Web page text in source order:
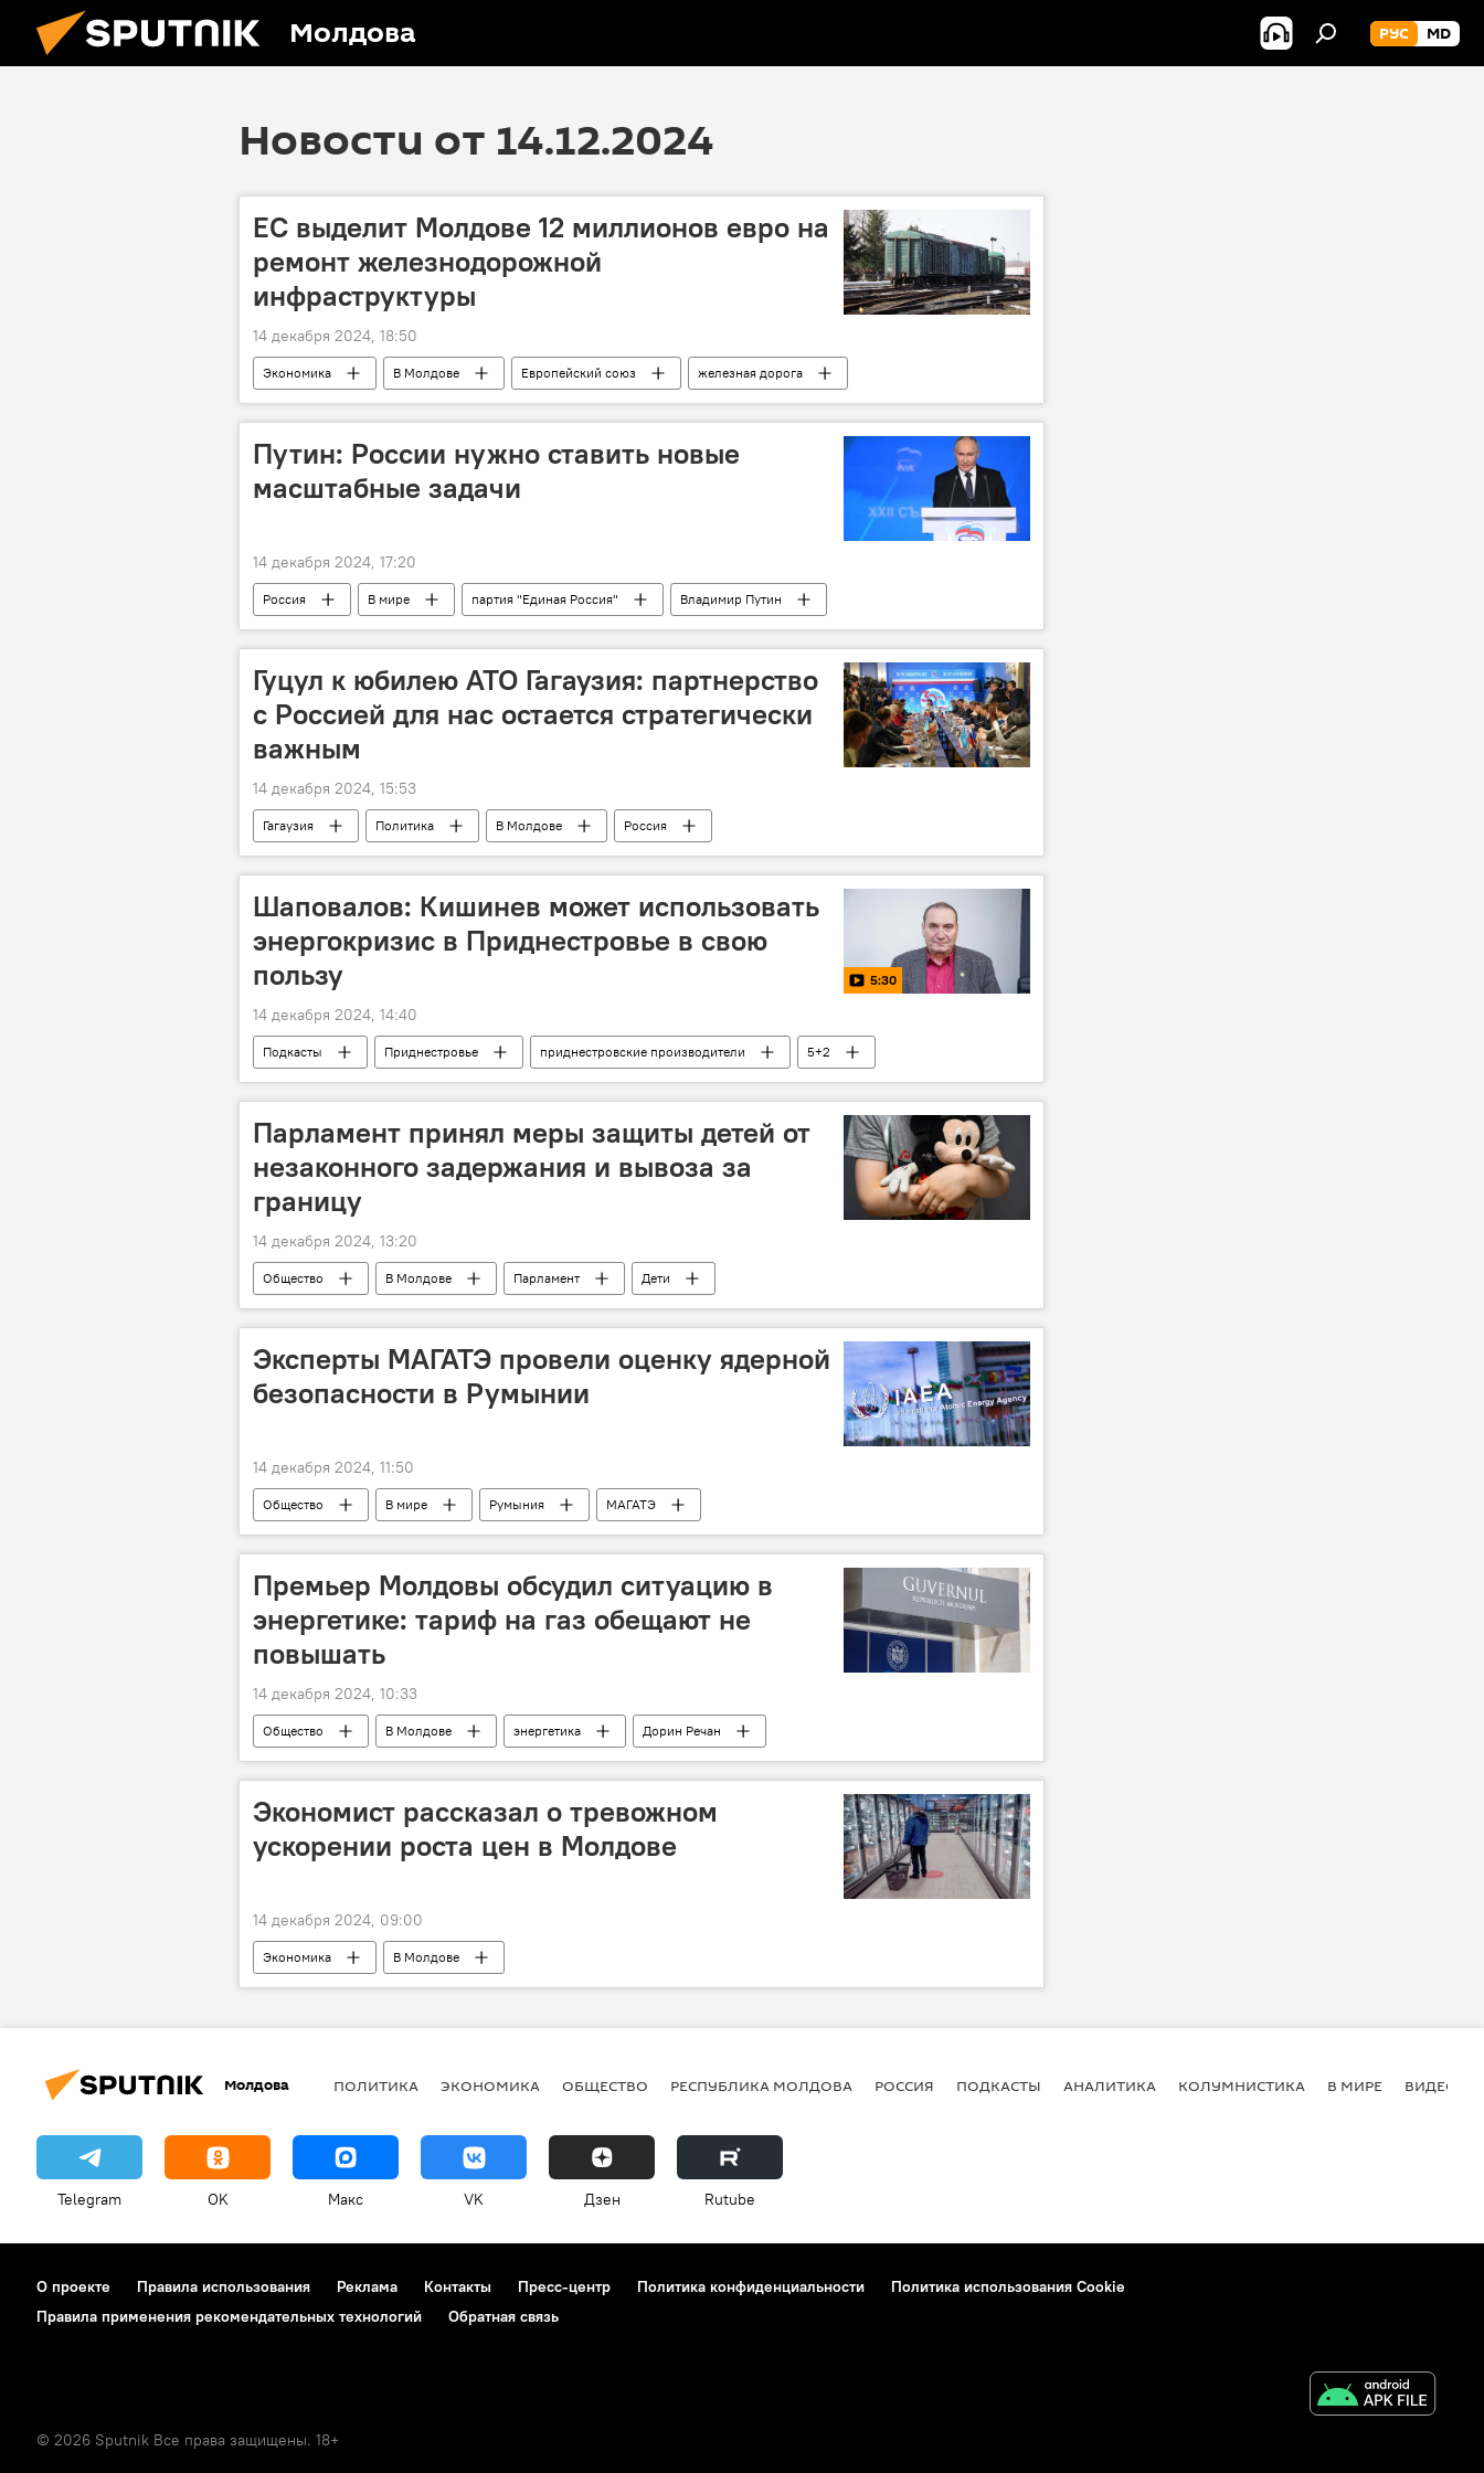
Молдова РУС MD
Новости от 14.12.2024
ЕС выделит Молдове 12 миллионов евро на
ремонт железнодорожной
инфраструктуры
14 декабря 2024, 18:50
Экономика В Молдове Европейский союз железная дорога
Путин: России нужно ставить новые
масштабные задачи
14 декабря 2024, 17:20
Россия В мире партия "Единая Россия" Владимир Путин
Гуцул к юбилею АТО Гагаузия: партнерство
с Россией для нас остается стратегически
важным
14 декабря 2024, 15:53
Гагаузия Политика В Молдове Россия
Шаповалов: Кишинев может использовать
энергокризис в Приднестровье в свою
пользу
5:30
14 декабря 2024, 14:40
Подкасты Приднестровье приднестровские производители 5+2
Парламент принял меры защиты детей от
незаконного задержания и вывоза за
границу
14 декабря 2024, 13:20
Общество В Молдове Парламент Дети
Эксперты МАГАТЭ провели оценку ядерной
безопасности в Румынии
14 декабря 2024, 11:50
Общество В мире Румыния МАГАТЭ
Премьер Молдовы обсудил ситуацию в
энергетике: тариф на газ обещают не
повышать
14 декабря 2024, 10:33
Общество В Молдове энергетика Дорин Речан
Экономист рассказал о тревожном
ускорении роста цен в Молдове
14 декабря 2024, 09:00
Экономика В Молдове
Молдова ПОЛИТИКА ЭКОНОМИКА ОБЩЕСТВО РЕСПУБЛИКА МОЛДОВА РОССИЯ ПОДКАСТЫ АНАЛИТИКА КОЛУМНИСТИКА В МИРЕ ВИДЕО
Telegram OK Макс VK Дзен Rutube
О проекте Правила использования Реклама Контакты Пресс-центр Политика конфиденциальности
Политика использования Cookie
Правила применения рекомендательных технологий
Обратная связь
© 2026 Sputnik Все права защищены. 18+